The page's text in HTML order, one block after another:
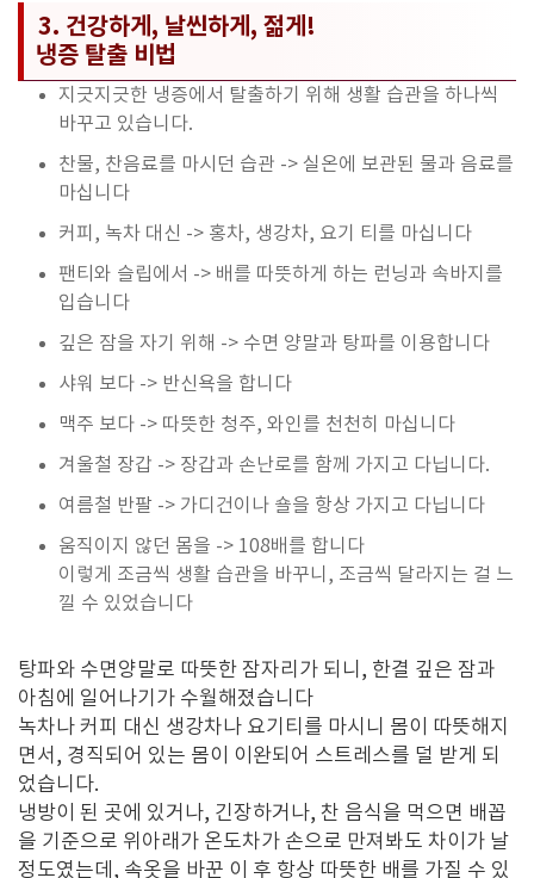
3. 건강하게, 날씬하게, 젊게!
냉증 탈출 비법
지긋지긋한 냉증에서 탈출하기 위해 생활 습관을 하나씩
바꾸고 있습니다.
찬물, 찬음료를 마시던 습관 -> 실온에 보관된 물과 음료를
마십니다
커피, 녹차 대신 -> 홍차, 생강차, 요기 티를 마십니다
팬티와 슬립에서 -> 배를 따뜻하게 하는 런닝과 속바지를
입습니다
깊은 잠을 자기 위해 -> 수면 양말과 탕파를 이용합니다
샤워 보다 -> 반신욕을 합니다
맥주 보다 -> 따뜻한 청주, 와인를 천천히 마십니다
겨울철 장갑 -> 장갑과 손난로를 함께 가지고 다닙니다.
여름철 반팔 -> 가디건이나 숄을 항상 가지고 다닙니다
움직이지 않던 몸을 -> 108배를 합니다
이렇게 조금씩 생활 습관을 바꾸니, 조금씩 달라지는 걸 느
낄 수 있었습니다
탕파와 수면양말로 따뜻한 잠자리가 되니, 한결 깊은 잠과
아침에 일어나기가 수월해졌습니다
녹차나 커피 대신 생강차나 요기티를 마시니 몸이 따뜻해지
면서, 경직되어 있는 몸이 이완되어 스트레스를 덜 받게 되
었습니다.
냉방이 된 곳에 있거나, 긴장하거나, 찬 음식을 먹으면 배꼽
을 기준으로 위아래가 온도차가 손으로 만져봐도 차이가 날
정도였는데, 속옷을 바꾼 이 후 항상 따뜻한 배를 가질 수 있